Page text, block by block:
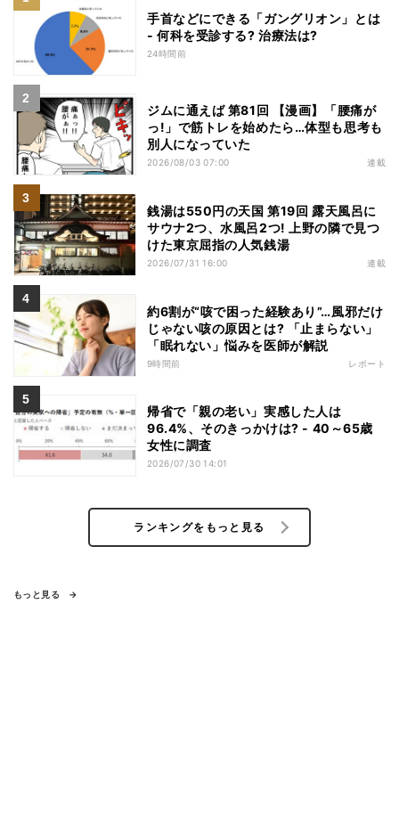
手首などにできる「ガングリオン」とは
- 何科を受診する? 治療法は?
24時間前
ジムに通えば 第81回 【漫画】「腰痛が
っ!」で筋トレを始めたら…体型も思考も
別人になっていた
2026/08/03 07:00 連載
銭湯は550円の天国 第19回 露天風呂に
サウナ2つ、水風呂2つ! 上野の隣で見つ
けた東京屈指の人気銭湯
2026/07/31 16:00 連載
約6割が“咳で困った経験あり”…風邪だけ
じゃない咳の原因とは? 「止まらない」
「眠れない」悩みを医師が解説
9時間前 レポート
帰省で「親の老い」実感した人は
96.4%、そのきっかけは? - 40～65歳
女性に調査
2026/07/30 14:01
ランキングをもっと見る
もっと見る